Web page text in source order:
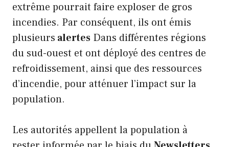
extrême pourrait faire exploser de gros
incendies. Par conséquent, ils ont émis
plusieurs alertes Dans différentes régions
du sud-ouest et ont déployé des centres de
refroidissement, ainsi que des ressources
d’incendie, pour atténuer l’impact sur la
population.
Les autorités appellent la population à